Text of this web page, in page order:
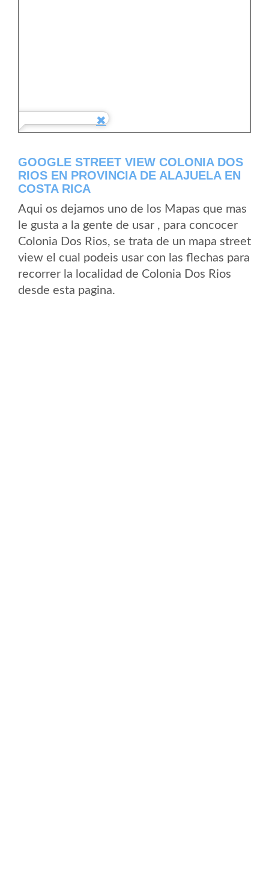
GOOGLE STREET VIEW COLONIA DOS
RIOS EN PROVINCIA DE ALAJUELA EN
COSTA RICA
Aqui os dejamos uno de los Mapas que mas
le gusta a la gente de usar , para concocer
Colonia Dos Rios, se trata de un mapa street
view el cual podeis usar con las flechas para
recorrer la localidad de Colonia Dos Rios
desde esta pagina.